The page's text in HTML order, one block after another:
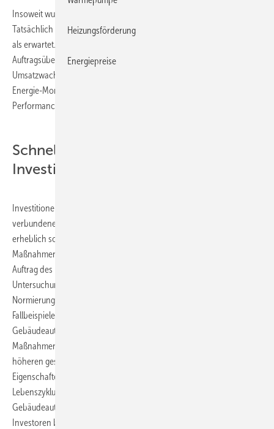
Insoweit wurde in 2010 eher mit einer Normalisierung gerechnet.
Tatsächlich aber stiegen Auftragseingänge und Umsätze kräftiger an
als erwartet. Vor diesem Hintergrund und unter Berücksichtigung des
Auftragsüberhanges aus 2010 rechnet die Branche in 2011 mit einem
Umsatzwachstum von rund 5 %. Langfristiges Ziel ist es, durch
Energie-Monitoring und Energie-Controlling die energetische
Performance vermehrt auch im Gebäudebestand weiter zu erhöhen.
Schnelle Amortisation von MSR-
Investitionen
Investitionen in Mess-, Steuer- und Regeltechnik sowie die damit
verbundene Gebäudeleittechnik amortisieren sich nachweislich
erheblich schneller, als Investitionen in andere energetische
Maßnahmen. Dies war auch das Ergebnis einer von McKinsey im
Auftrag des BDI erarbeiteten Studie und deren Update in 2009.
Untersuchungen im Rahmen von internationalen
Normierungsaktivitäten zeigen laut AMG das gleiche Bild: Viele
Fallbeispiele bestätigen die Effizienz von Maßnahmen im Bereich der
Gebäudeautomation. Investoren finanzieren diese wirtschaftlichsten
Maßnahmen auch dann, wenn diese nicht gefördert werden. Die
höheren gesetzlichen Anforderungen in Bezug auf energetische
Eigenschaften von Gebäuden und eine Optimierung der
Lebenszykluskosten seien weitere Anreize für Investitionen in
Gebäudeautomationssysteme. Allerdings sei noch längst nicht allen
Investoren bewusst, wie hoch die Wirtschaftlichkeit von Investitionen
Heizungsförderung
Energiepreise